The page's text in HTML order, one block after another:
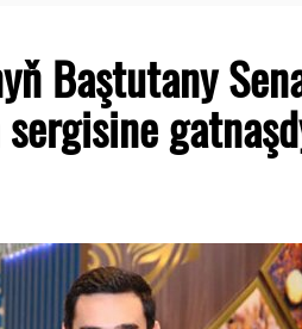
Baştutany